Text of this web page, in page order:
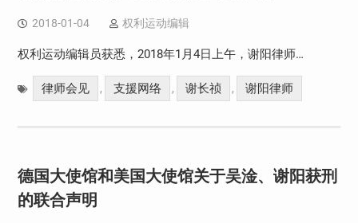
2018-01-04 权利运动编辑
权利运动编辑员获悉，2018年1月4日上午，谢阳律师…
律师会见 , 支援网络 , 谢长祯 , 谢阳律师
德国大使馆和美国大使馆关于吴淦、谢阳获刑
的联合声明